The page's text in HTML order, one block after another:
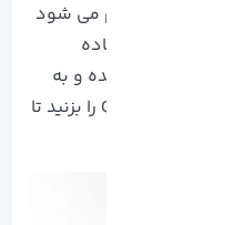
به دو روش انجام می شود
که ما در این آموزش روش Simple Queue را استفاده
خواهیم کرد. برای شروع وارد نرم افزار Winbox شده و به
میکروتیک وصل شوید. از منوی سمت چپ، Queue را بزنید تا